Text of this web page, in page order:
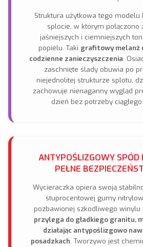
Struktura użytkowa tego modelu
splocie, w którym połączono
jaśniejszych i ciemniejszych
popielu. Taki grafitowy melanż
codzienne zanieczyszczenia.
zaschnięte ślady obuwia po
niejednolitej strukturze splotu,
zachowuje nienaganny wygląd
dzień bez potrzeby
ANTYPOŚLIZGOWY SPÓD
PEŁNE
Wycieraczka opiera swoją
stuprocentowej gumy
pozbawionej szkodliwego winylu i
przylega do gładkiego granitu,
działając antypoślizgowo
posadzkach. Tworzywo jest